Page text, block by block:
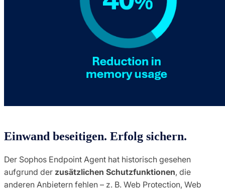
Einwand beseitigen. Erfolg sichern.
Der Sophos Endpoint Agent hat historisch gesehen
aufgrund der zusätzlichen Schutzfunktionen, die
anderen Anbietern fehlen – z. B. Web Protection, Web